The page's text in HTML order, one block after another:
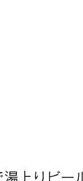
湯上りビー